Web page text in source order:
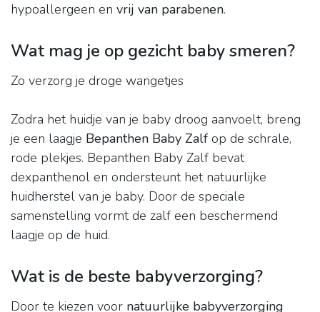
hypoallergeen en vrij van parabenen.
Wat mag je op gezicht baby smeren?
Zo verzorg je droge wangetjes
Zodra het huidje van je baby droog aanvoelt, breng
je een laagje Bepanthen Baby Zalf op de schrale,
rode plekjes. Bepanthen Baby Zalf bevat
dexpanthenol en ondersteunt het natuurlijke
huidherstel van je baby. Door de speciale
samenstelling vormt de zalf een beschermend
laagje op de huid.
Wat is de beste babyverzorging?
Door te kiezen voor natuurlijke babyverzorging